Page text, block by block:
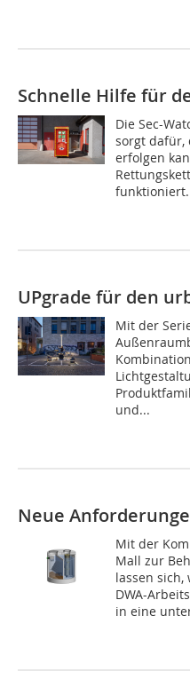
Schnelle Hilfe für
Die Sec-
sorgt dafür,
erfolgen
UPgrade für den
Mit der
und...
Neue
Mit der
Mall zur
lassen
DWA-
in eine